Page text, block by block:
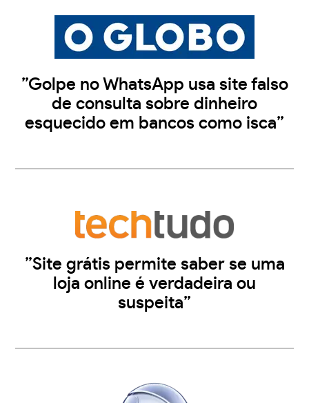
”Golpe no WhatsApp usa site falso
de consulta sobre dinheiro
esquecido em bancos como isca”
”Site grátis permite saber se uma
loja online é verdadeira ou
suspeita”